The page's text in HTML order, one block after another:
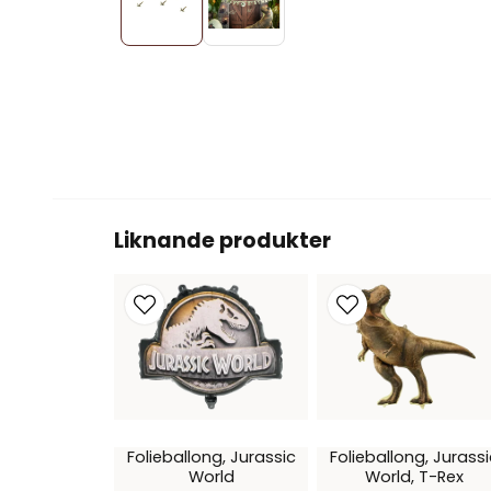
Liknande produkter
Folieballong, Jurassic
World
Folieballong,
World, T-Rex